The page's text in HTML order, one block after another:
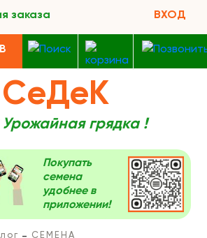
заказа ВХОД
СеДеК
Урожайная грядка !
Покупать
семена
удобнее в
приложении!
СЕМЕНА